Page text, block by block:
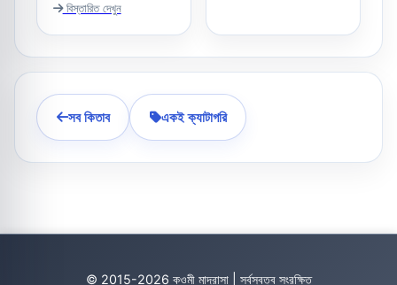
বিস্তারিত দেখুন
সব কিতাব একই ক্যাটাগরি
© 2015-2026 কওমী মাদ্রাসা | সর্বস্বত্ব সংরক্ষিত